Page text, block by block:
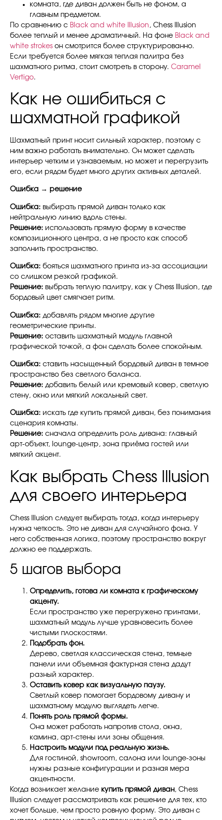
комната, где диван должен быть не фоном, а
главным предметом.
По сравнению с Black and white Illusion , Chess Illusion
более теплый и менее драматичный. На фоне Black and
white strokes он смотрится более структурированно.
Если требуется более мягкая теплая палитра без
шахматного ритма, стоит смотреть в сторону. Caramel
Vertigo.
Как не ошибиться с
шахматной графикой
Шахматный принт носит сильный характер, поэтому с
ним важно работать внимательно. Он может сделать
интерьер четким и узнаваемым, но может и перегрузить
его, если рядом будет много других активных деталей.
Ошибка → решение
Ошибка: выбирать прямой диван только как
нейтральную линию вдоль стены.
Решение: использовать прямую форму в качестве
композиционного центра, а не просто как способ
заполнить пространство.
Ошибка: бояться шахматного принта из-за ассоциации
со слишком резкой графикой.
Решение: выбрать теплую палитру, как у Chess Illusion, где
бордовый цвет смягчает ритм.
Ошибка: добавлять рядом многие другие
геометрические принты.
Решение: оставить шахматный модуль главной
графической точкой, а фон сделать более спокойным.
Ошибка: ставить насыщенный бордовый диван в темное
пространство без светлого баланса.
Решение: добавить белый или кремовый ковер, светлую
стену, окно или мягкий локальный свет.
Ошибка: искать где купить прямой диван, без понимания
сценария комнаты.
Решение: сначала определить роль дивана: главный
арт-объект, lounge-центр, зона приёма гостей или
мягкий акцент.
Как выбрать Chess Illusion
для своего интерьера
Chess Illusion следует выбирать тогда, когда интерьеру
нужна четкость. Это не диван для случайного фона. У
него собственная логика, поэтому пространство вокруг
должно ее поддержать.
5 шагов выбора
Определить, готова ли комната к графическому
акценту.
Если пространство уже перегружено принтами,
шахматный модуль лучше уравновесить более
чистыми плоскостями.
Подобрать фон.
Дерево, светлая классическая стена, темные
панели или объемная фактурная стена дадут
разный характер.
Оставить ковер как визуальную паузу.
Светлый ковер помогает бордовому дивану и
шахматному модулю выглядеть легче.
Понять роль прямой формы.
Она может работать напротив стола, окна,
камина, арт-стены или зоны общения.
Настроить модули под реальную жизнь.
Для гостиной, showroom, салона или lounge-зоны
нужны разные конфигурации и разная мера
акцентности.
Когда возникает желание купить прямой диван, Chess
Illusion следует рассматривать как решение для тех, кто
хочет больше, чем просто ровную форму. Это диван с